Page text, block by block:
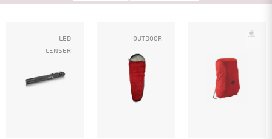
Outdoor
Led
Lenser